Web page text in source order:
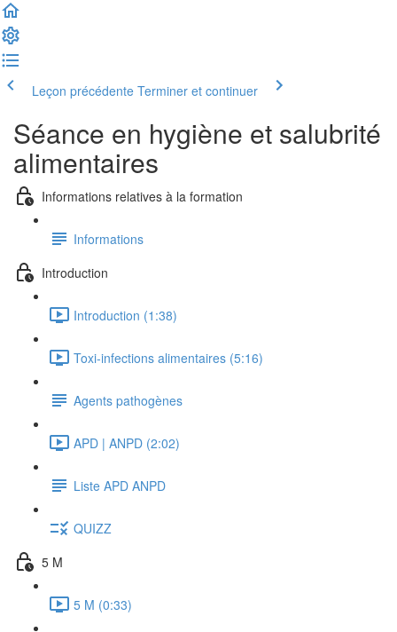
Leçon précédente Terminer et continuer
Séance en hygiène et salubrité
alimentaires
Informations relatives à la formation
Informations
Introduction
Introduction (1:38)
Toxi-infections alimentaires (5:16)
Agents pathogènes
APD | ANPD (2:02)
Liste APD ANPD
QUIZZ
5 M
5 M (0:33)